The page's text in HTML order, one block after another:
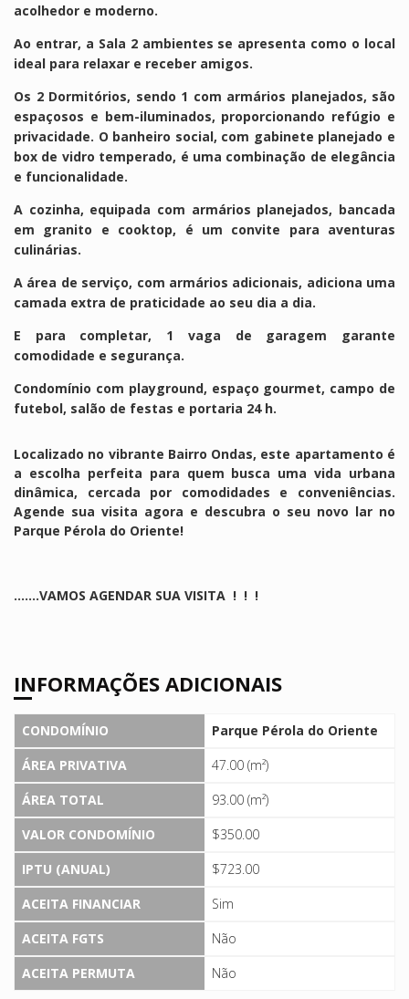
acolhedor e moderno.
Ao entrar, a Sala 2 ambientes se apresenta como o local
ideal para relaxar e receber amigos.
Os 2 Dormitórios, sendo 1 com armários planejados, são
espaçosos e bem-iluminados, proporcionando refúgio e
privacidade. O banheiro social, com gabinete planejado e
box de vidro temperado, é uma combinação de elegância
e funcionalidade.
A cozinha, equipada com armários planejados, bancada
em granito e cooktop, é um convite para aventuras
culinárias.
A área de serviço, com armários adicionais, adiciona uma
camada extra de praticidade ao seu dia a dia.
E para completar, 1 vaga de garagem garante
comodidade e segurança.
Condomínio com playground, espaço gourmet, campo de
futebol, salão de festas e portaria 24 h.
Localizado no vibrante Bairro Ondas, este apartamento é
a escolha perfeita para quem busca uma vida urbana
dinâmica, cercada por comodidades e conveniências.
Agende sua visita agora e descubra o seu novo lar no
Parque Pérola do Oriente!
.......VAMOS AGENDAR SUA VISITA ! ! !
INFORMAÇÕES ADICIONAIS
CONDOMÍNIO
Parque Pérola do Oriente
ÁREA PRIVATIVA
47.00 (m²)
ÁREA TOTAL
93.00 (m²)
VALOR CONDOMÍNIO
$350.00
IPTU (ANUAL)
$723.00
ACEITA FINANCIAR
Sim
ACEITA FGTS
Não
ACEITA PERMUTA
Não